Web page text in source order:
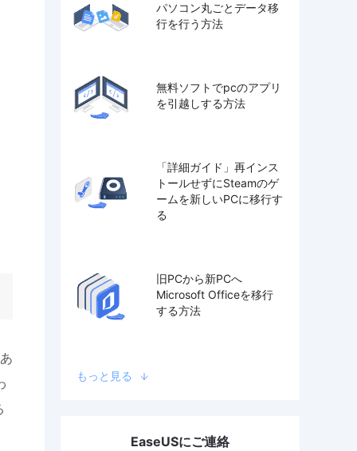
パソコン丸ごとデータ移
行を行う方法
無料ソフトでpcのアプリ
を引越しする方法
「詳細ガイド」再インス
トールせずにSteamのゲ
ームを新しいPCに移行す
る
旧PCから新PCへ
Microsoft Officeを移行
する方法
もっと見る
EaseUSにご連絡